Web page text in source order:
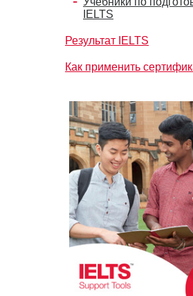
IELTS
Результат IELTS
Как применить